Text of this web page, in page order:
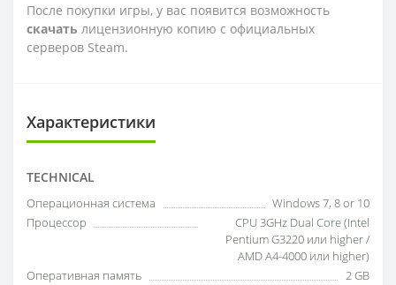
После покупки игры, у вас появится возможность
скачать лицензионную копию с официальных
серверов Steam.
Характеристики
TECHNICAL
Операционная система
Windows 7, 8 or 10
Процессор
CPU 3GHz Dual Core (Intel
Pentium G3220 или higher /
AMD A4-4000 или higher)
Оперативная память
2 GB